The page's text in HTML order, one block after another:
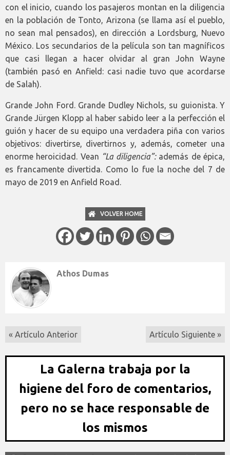
con el inicio, cuando los pasajeros montan en la diligencia
en la población de Tonto, Arizona (se llama así el pueblo,
no sean mal pensados), en dirección a Lordsburg, Nuevo
México. Los secundarios de la película son tan magníficos
que casi llegan a hacer olvidar al gran John Wayne
(también pasó en Anfield: casi nadie tuvo que acordarse
de Salah).
Grande John Ford. Grande Dudley Nichols, su guionista. Y
Grande Jürgen Klopp al haber sabido leer a la perfección el
guión y hacer de su equipo una verdadera piña con varios
objetivos: divertirse, divertirnos y, además, cometer una
enorme heroicidad. Vean “La diligencia”:además de épica,
es francamente divertida. Como lo fue la noche del 7 de
mayo de 2019 en Anfield Road.
VOLVER HOME
Athos Dumas
« Artículo Anterior Artículo Siguiente »
La Galerna trabaja por la
higiene del foro de comentarios,
pero no se hace responsable de
los mismos